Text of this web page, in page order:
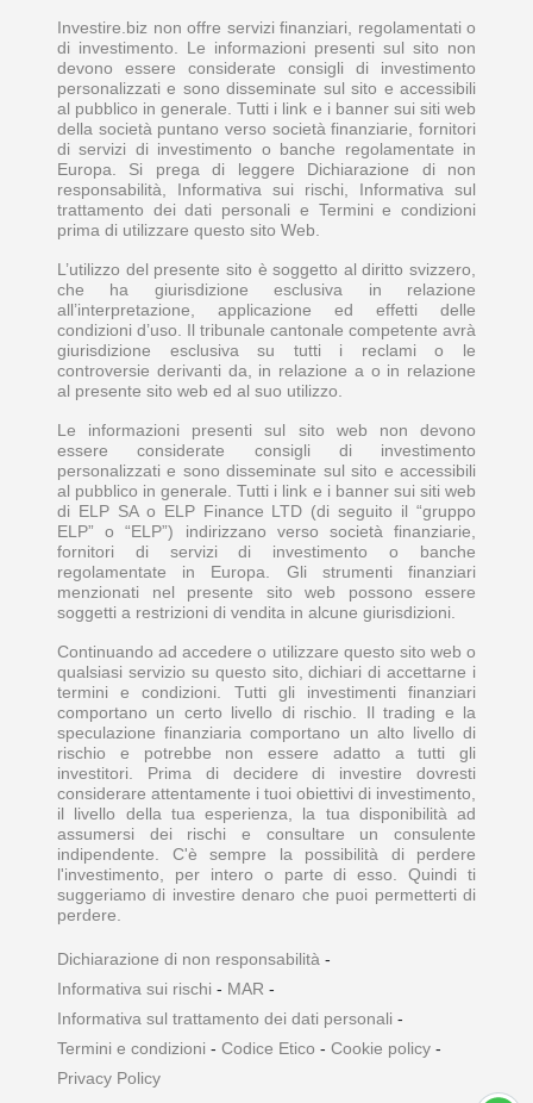
Investire.biz non offre servizi finanziari, regolamentati o
di investimento. Le informazioni presenti sul sito non
devono essere considerate consigli di investimento
personalizzati e sono disseminate sul sito e accessibili
al pubblico in generale. Tutti i link e i banner sui siti web
della società puntano verso società finanziarie, fornitori
di servizi di investimento o banche regolamentate in
Europa. Si prega di leggere Dichiarazione di non
responsabilità, Informativa sui rischi, Informativa sul
trattamento dei dati personali e Termini e condizioni
prima di utilizzare questo sito Web.
L’utilizzo del presente sito è soggetto al diritto svizzero,
che ha giurisdizione esclusiva in relazione
all’interpretazione, applicazione ed effetti delle
condizioni d’uso. Il tribunale cantonale competente avrà
giurisdizione esclusiva su tutti i reclami o le
controversie derivanti da, in relazione a o in relazione
al presente sito web ed al suo utilizzo.
Le informazioni presenti sul sito web non devono
essere considerate consigli di investimento
personalizzati e sono disseminate sul sito e accessibili
al pubblico in generale. Tutti i link e i banner sui siti web
di ELP SA o ELP Finance LTD (di seguito il “gruppo
ELP” o “ELP”) indirizzano verso società finanziarie,
fornitori di servizi di investimento o banche
regolamentate in Europa. Gli strumenti finanziari
menzionati nel presente sito web possono essere
soggetti a restrizioni di vendita in alcune giurisdizioni.
Continuando ad accedere o utilizzare questo sito web o
qualsiasi servizio su questo sito, dichiari di accettarne i
termini e condizioni. Tutti gli investimenti finanziari
comportano un certo livello di rischio. Il trading e la
speculazione finanziaria comportano un alto livello di
rischio e potrebbe non essere adatto a tutti gli
investitori. Prima di decidere di investire dovresti
considerare attentamente i tuoi obiettivi di investimento,
il livello della tua esperienza, la tua disponibilità ad
assumersi dei rischi e consultare un consulente
indipendente. C'è sempre la possibilità di perdere
l'investimento, per intero o parte di esso. Quindi ti
suggeriamo di investire denaro che puoi permetterti di
perdere.
Dichiarazione di non responsabilità -
Informativa sui rischi - MAR -
Informativa sul trattamento dei dati personali -
Termini e condizioni - Codice Etico - Cookie policy -
Privacy Policy